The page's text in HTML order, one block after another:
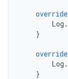
override
Log .
}
override
Log .
}